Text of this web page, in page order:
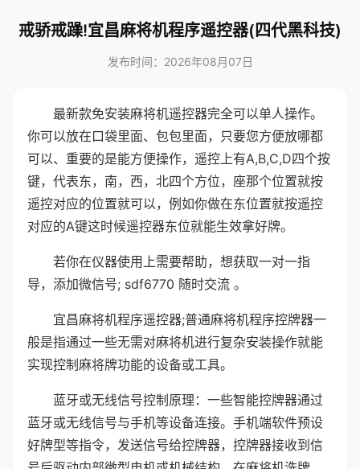
戒骄戒躁!宜昌麻将机程序遥控器(四代黑科技)
发布时间：2026年08月07日
最新款免安装麻将机遥控器完全可以单人操作。
你可以放在口袋里面、包包里面，只要您方便放哪都
可以、重要的是能方便操作，遥控上有A,B,C,D四个按
键，代表东，南，西，北四个方位，座那个位置就按
遥控对应的位置就可以，例如你做在东位置就按遥控
对应的A键这时候遥控器东位就能生效拿好牌。
若你在仪器使用上需要帮助，想获取一对一指
导，添加微信号; sdf6770 随时交流 。
宜昌麻将机程序遥控器;普通麻将机程序控牌器一
般是指通过一些无需对麻将机进行复杂安装操作就能
实现控制麻将牌功能的设备或工具。
蓝牙或无线信号控制原理：一些智能控牌器通过
蓝牙或无线信号与手机等设备连接。手机端软件预设
好牌型等指令，发送信号给控牌器，控牌器接收到信